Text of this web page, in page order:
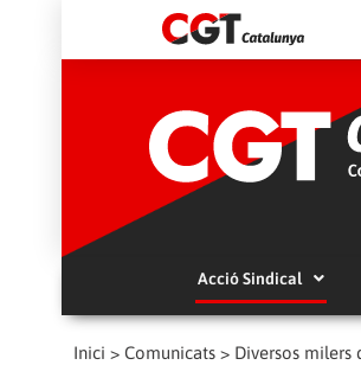
Acció Sindical
Inici > Comunicats > Diversos milers